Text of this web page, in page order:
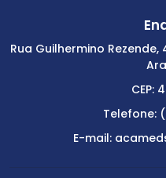
Rua Guilhermino
CEP:
Telefone:
E-mail: